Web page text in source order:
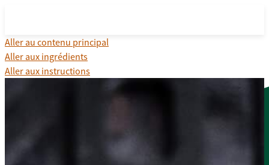
Aller au contenu principal
Aller aux ingrédients
Aller aux instructions